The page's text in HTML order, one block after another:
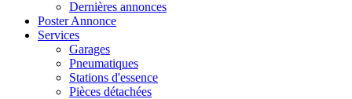
Dernières annonces
Poster Annonce
Services
Garages
Pneumatiques
Stations d'essence
Pièces détachées